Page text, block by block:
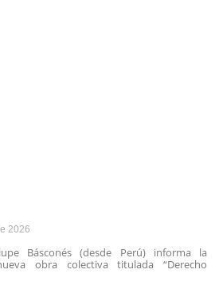
2026
Básconés (desde Perú) informa la
obra colectiva titulada “Derecho